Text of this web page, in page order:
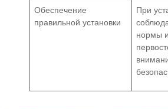
Обеспечение
правильной установки
При
нормы